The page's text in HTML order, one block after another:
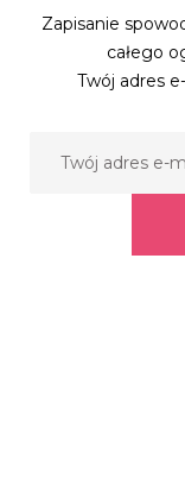
Zapisanie
całego
Twój adres